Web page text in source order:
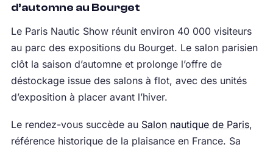
d’automne au Bourget
Le Paris Nautic Show réunit environ 40 000 visiteurs
au parc des expositions du Bourget. Le salon parisien
clôt la saison d’automne et prolonge l’offre de
déstockage issue des salons à flot, avec des unités
d’exposition à placer avant l’hiver.
Le rendez-vous succède au Salon nautique de Paris,
référence historique de la plaisance en France. Sa